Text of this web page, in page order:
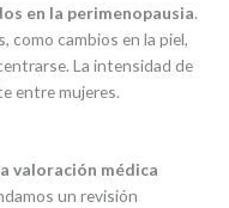
en la perimenopausia.
como cambios en la piel,
La intensidad de
entre mujeres.
valoración médica
un revisión